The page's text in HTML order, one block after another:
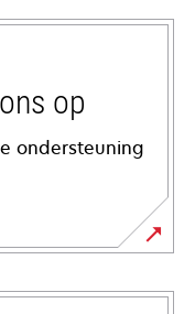
op
ondersteuning